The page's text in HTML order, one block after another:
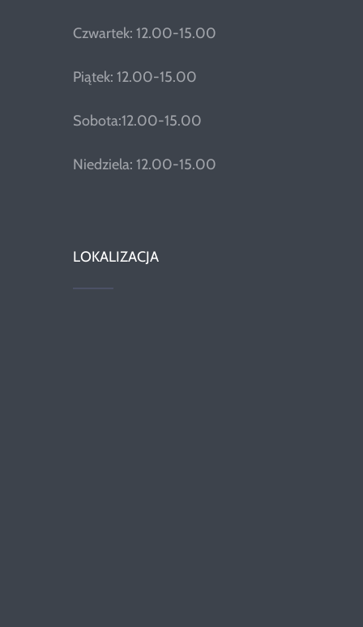
Czwartek: 12.00-15.00
Piątek: 12.00-15.00
Sobota:12.00-15.00
Niedziela: 12.00-15.00
LOKALIZACJA